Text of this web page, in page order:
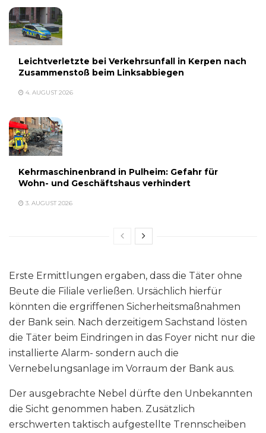
Leichtverletzte bei Verkehrsunfall in Kerpen nach
Zusammenstoß beim Linksabbiegen
4. AUGUST 2026
Kehrmaschinenbrand in Pulheim: Gefahr für
Wohn- und Geschäftshaus verhindert
3. AUGUST 2026
Erste Ermittlungen ergaben, dass die Täter ohne
Beute die Filiale verließen. Ursächlich hierfür
könnten die ergriffenen Sicherheitsmaßnahmen
der Bank sein. Nach derzeitigem Sachstand lösten
die Täter beim Eindringen in das Foyer nicht nur die
installierte Alarm- sondern auch die
Vernebelungsanlage im Vorraum der Bank aus.
Der ausgebrachte Nebel dürfte den Unbekannten
die Sicht genommen haben. Zusätzlich
erschwerten taktisch aufgestellte Trennscheiben